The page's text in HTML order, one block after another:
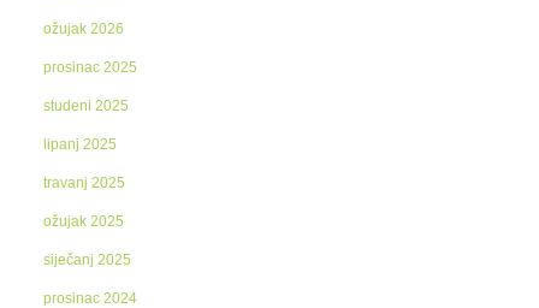
ožujak 2026
prosinac 2025
studeni 2025
lipanj 2025
travanj 2025
ožujak 2025
siječanj 2025
prosinac 2024